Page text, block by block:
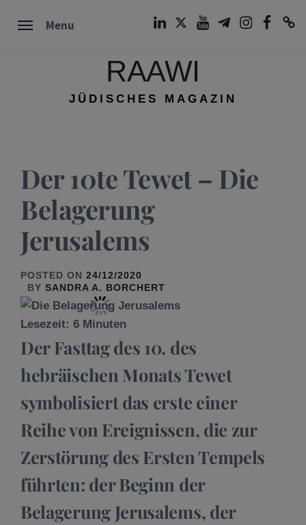
Menu
RAAWI
JÜDISCHES MAGAZIN
Der 10te Tewet – Die
Belagerung
Jerusalems
POSTED ON 24/12/2020
BY SANDRA A. BORCHERT
Lesezeit: 6 Minuten
Der Fasttag des 10. des
hebräischen Monats Tewet
symbolisiert das erste einer
Reihe von Ereignissen, die zur
Zerstörung des Ersten Tempels
führten: der Beginn der
Belagerung Jerusalems, der